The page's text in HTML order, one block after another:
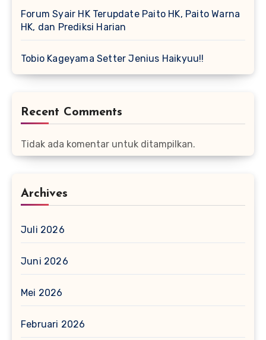
Forum Syair HK Terupdate Paito HK, Paito Warna
HK, dan Prediksi Harian
Tobio Kageyama Setter Jenius Haikyuu!!
Recent Comments
Tidak ada komentar untuk ditampilkan.
Archives
Juli 2026
Juni 2026
Mei 2026
Februari 2026